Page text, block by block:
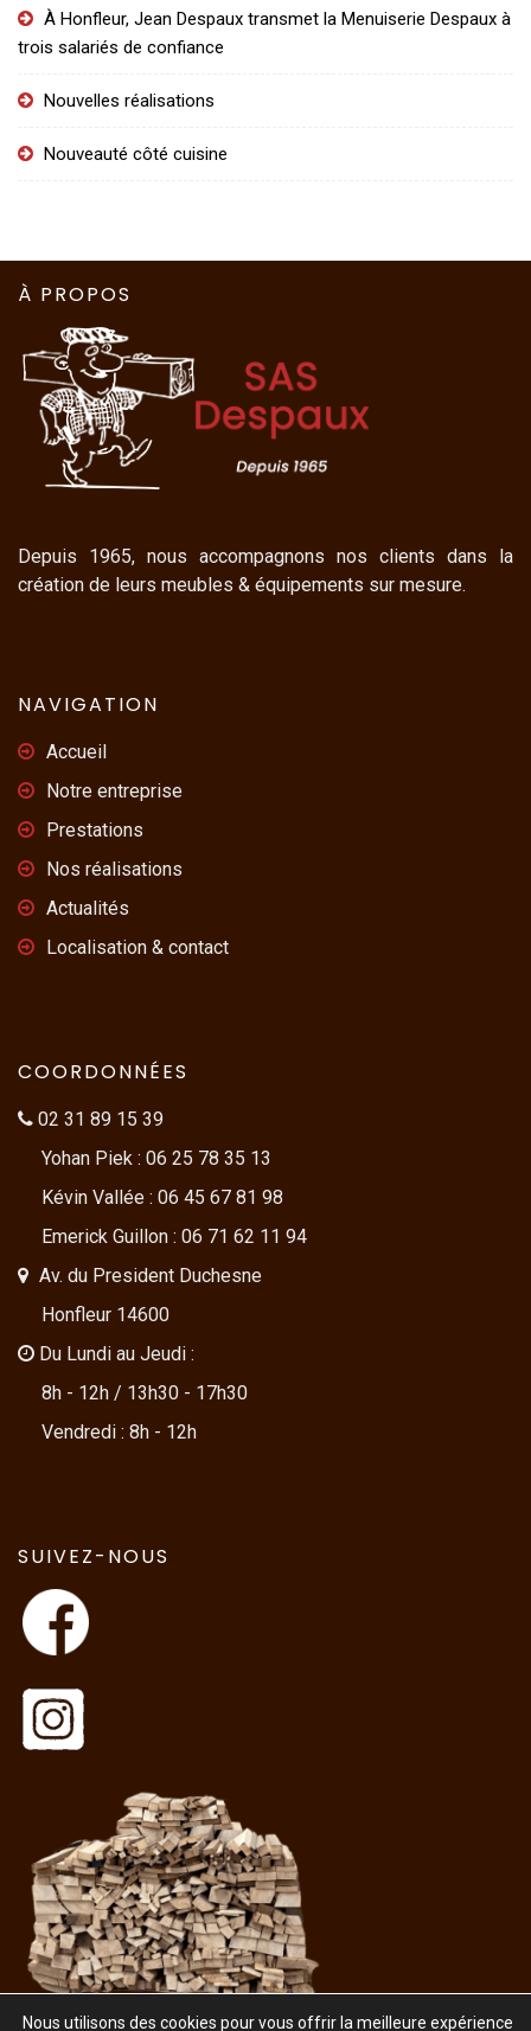
À Honfleur, Jean Despaux transmet la Menuiserie Despaux à
trois salariés de confiance
Nouvelles réalisations
Nouveauté côté cuisine
À PROPOS
Depuis 1965, nous accompagnons nos clients dans la
création de leurs meubles & équipements sur mesure.
NAVIGATION
Accueil
Notre entreprise
Prestations
Nos réalisations
Actualités
Localisation & contact
COORDONNÉES
02 31 89 15 39
Yohan Piek : 06 25 78 35 13
Kévin Vallée : 06 45 67 81 98
Emerick Guillon : 06 71 62 11 94
Av. du President Duchesne
Honfleur 14600
Du Lundi au Jeudi :
8h - 12h / 13h30 - 17h30
Vendredi : 8h - 12h
SUIVEZ-NOUS
Nous utilisons des cookies pour vous offrir la meilleure expérience